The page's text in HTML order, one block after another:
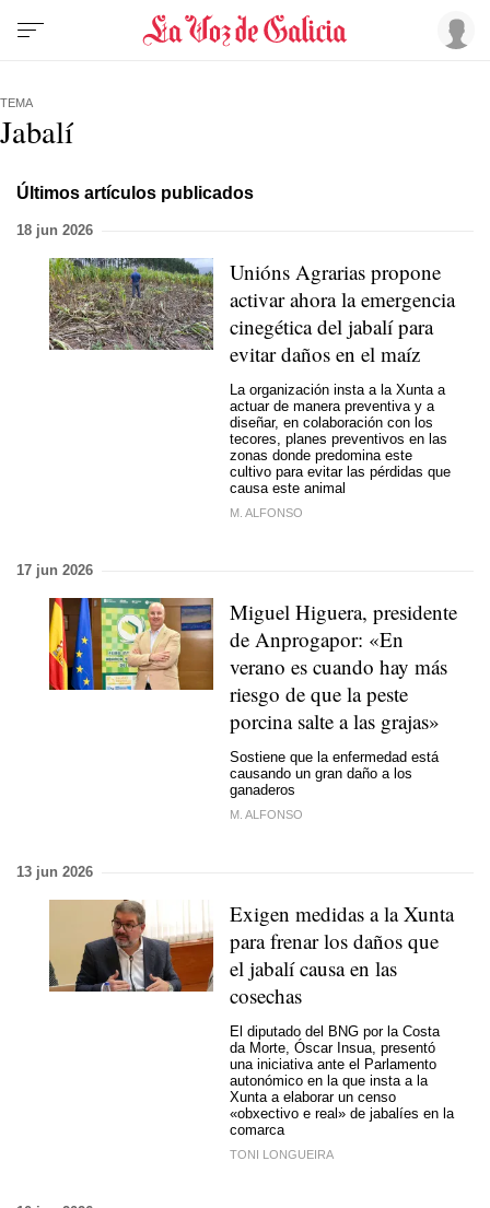
TEMA
Jabalí
Últimos artículos publicados
18 jun 2026
Unións Agrarias propone
activar ahora la emergencia
cinegética del jabalí para
evitar daños en el maíz
La organización insta a la Xunta a
actuar de manera preventiva y a
diseñar, en colaboración con los
tecores, planes preventivos en las
zonas donde predomina este
cultivo para evitar las pérdidas que
causa este animal
M. ALFONSO
17 jun 2026
Miguel Higuera, presidente
de Anprogapor: «En
verano es cuando hay más
riesgo de que la peste
porcina salte a las grajas»
Sostiene que la enfermedad está
causando un gran daño a los
ganaderos
M. ALFONSO
13 jun 2026
Exigen medidas a la Xunta
para frenar los daños que
el jabalí causa en las
cosechas
El diputado del BNG por la Costa
da Morte, Óscar Insua, presentó
una iniciativa ante el Parlamento
autonómico en la que insta a la
Xunta a elaborar un censo
«obxectivo e real» de jabalíes en la
comarca
TONI LONGUEIRA